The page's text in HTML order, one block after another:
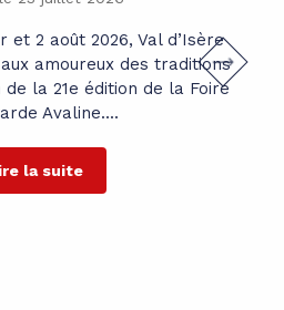
et 2 août 2026, Val d’Isère
amoureux des traditions
de la 21e édition de la Foire
Avaline....
la suite